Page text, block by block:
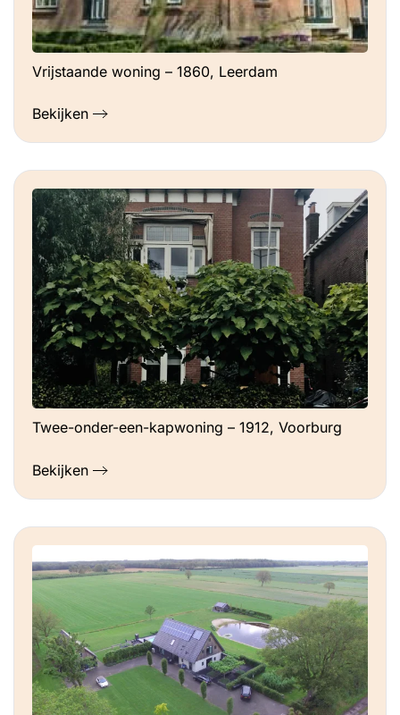
Vrijstaande woning – 1860, Leerdam
Bekijken
Twee-onder-een-kapwoning – 1912, Voorburg
Bekijken